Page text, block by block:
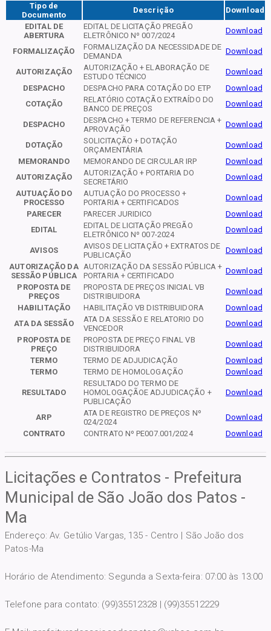
Tipo de
Documento
Descrição
Download
EDITAL DE
ABERTURA
EDITAL DE LICITAÇÃO PREGÃO
ELETRÔNICO Nº 007/2024
Download
FORMALIZAÇÃO
FORMALIZAÇÃO DA NECESSIDADE DE
DEMANDA
Download
AUTORIZAÇÃO
AUTORIZAÇÃO + ELABORAÇÃO DE
ESTUDO TÉCNICO
Download
DESPACHO
DESPACHO PARA COTAÇÃO DO ETP
Download
COTAÇÃO
RELATÓRIO COTAÇÃO EXTRAÍDO DO
BANCO DE PREÇOS
Download
DESPACHO
DESPACHO + TERMO DE REFERENCIA +
APROVAÇÃO
Download
DOTAÇÃO
SOLICITAÇÃO + DOTAÇÃO
ORÇAMENTÁRIA
Download
MEMORANDO
MEMORANDO DE CIRCULAR IRP
Download
AUTORIZAÇÃO
AUTORIZAÇÃO + PORTARIA DO
SECRETÁRIO
Download
AUTUAÇÃO DO
PROCESSO
AUTUAÇÃO DO PROCESSO +
PORTARIA + CERTIFICADOS
Download
PARECER
PARECER JURIDICO
Download
EDITAL
EDITAL DE LICITAÇÃO PREGÃO
ELETRÔNICO Nº 007-2024
Download
AVISOS
AVISOS DE LICITAÇÃO + EXTRATOS DE
PUBLICAÇÃO
Download
AUTORIZAÇÃO DA
SESSÃO PÚBLICA
AUTORIZAÇÃO DA SESSÃO PÚBLICA +
PORTARIA + CERTIFICADO
Download
PROPOSTA DE
PREÇOS
PROPOSTA DE PREÇOS INICIAL VB
DISTRIBUIDORA
Download
HABILITAÇÃO
HABILITAÇÃO VB DISTRIBUIDORA
Download
ATA DA SESSÃO
ATA DA SESSÃO E RELATORIO DO
VENCEDOR
Download
PROPOSTA DE
PREÇO
PROPOSTA DE PREÇO FINAL VB
DISTRIBUIDORA
Download
TERMO
TERMO DE ADJUDICAÇÃO
Download
TERMO
TERMO DE HOMOLOGAÇÃO Download
RESULTADO
RESULTADO DO TERMO DE
HOMOLOGAÇÃOE ADJUDICAÇÃO +
PUBLICAÇÃO
Download
ARP
ATA DE REGISTRO DE PREÇOS Nº
024/2024
Download
CONTRATO
CONTRATO Nº PE007.001/2024 Download
Licitações e Contratos - Prefeitura
Municipal de São João dos Patos -
Ma
Endereço: Av. Getúlio Vargas, 135 - Centro | São João dos
Patos-Ma
Horário de Atendimento: Segunda a Sexta-feira: 07:00 às 13:00
Telefone para contato: (99)35512328 | (99)35512229